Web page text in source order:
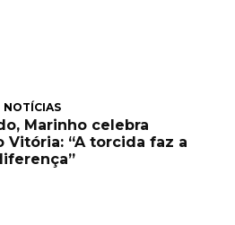
NOTÍCIAS
Marinho celebra
Vitória: “A torcida faz a